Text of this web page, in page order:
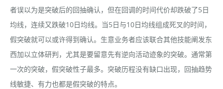
者误以为是突破后的回抽确认，但在回调的时间代价却跌破了5日
均线，连续又跌破10日均线。当5日与10日均线组成死叉的时间，
假突破就可以或许得到确认。生意业务者应该联合其他技能阐发东
西加以立体研判，尤其是要留意先有逆向活动迹象的突破。通常第
一次的突破，假突破性子最多。突破历程没有缺口出现，回抽趋势
线敏捷、有力也都是假突破的特点。